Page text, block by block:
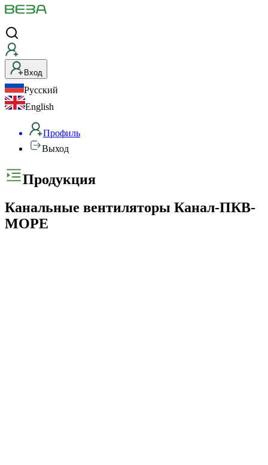
Вход
Русский
English
Профиль
Выход
Продукция
Канальные вентиляторы Канал-ПКВ-
МОРЕ